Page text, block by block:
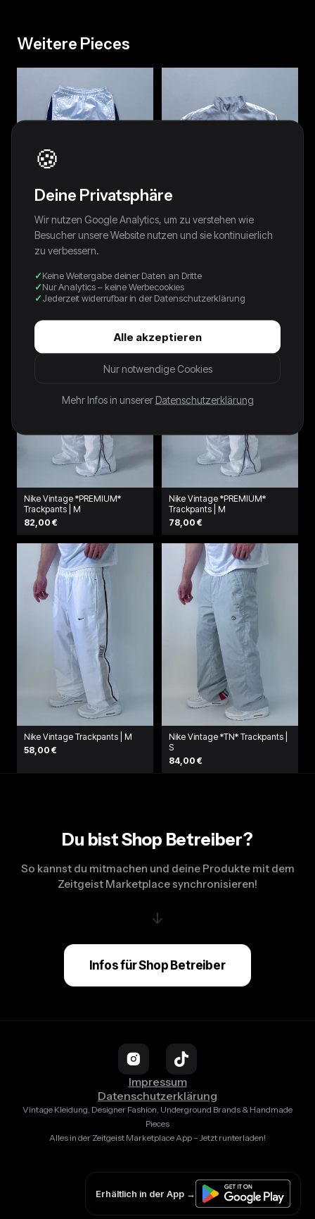
Weitere Pieces
Trackpants | XS
64,00 €
64,00 €
Nike Vintage *PREMIUM*
Trackpants | M
82,00 €
Nike Vintage *PREMIUM*
Trackpants | M
78,00 €
Nike Vintage Trackpants | M
58,00 €
Nike Vintage *TN* Trackpants |
S
84,00 €
Du bist Shop Betreiber?
So kannst du mitmachen und deine Produkte mit dem
Zeitgeist Marketplace synchronisieren!
↓
Infos für Shop Betreiber
Impressum
Datenschutzerklärung
Vintage Kleidung, Designer Fashion, Underground Brands & Handmade
Pieces
Alles in der Zeitgeist Marketplace App – Jetzt runterladen!
Erhältlich in der App →
🍪
Deine Privatsphäre
Wir nutzen Google Analytics, um zu verstehen wie
Besucher unsere Website nutzen und sie kontinuierlich
zu verbessern.
Keine Weitergabe deiner Daten an Dritte
Nur Analytics – keine Werbecookies
Jederzeit widerrufbar in der Datenschutzerklärung
Alle akzeptieren
Nur notwendige Cookies
Mehr Infos in unserer Datenschutzerklärung